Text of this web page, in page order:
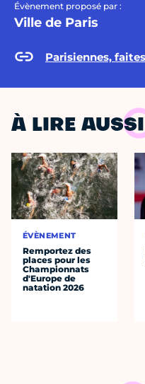
Évènement proposé par :
Ville de Paris
À LIRE AUSSI
ÉVÈNEMENT
Remportez des
places pour les
Championnats
d'Europe de
natation 2026